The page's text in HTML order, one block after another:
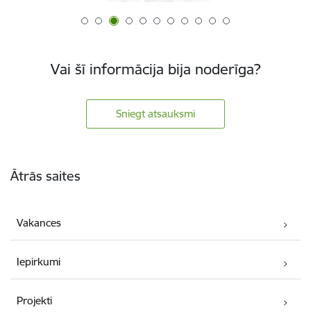
Vai šī informācija bija noderīga?
Sniegt atsauksmi
Ātrās saites
Vakances
Iepirkumi
Projekti